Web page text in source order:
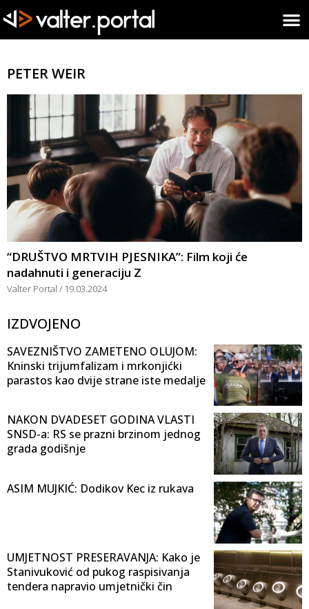
PETER WEIR
“DRUŠTVO MRTVIH PJESNIKA”: Film koji će
nadahnuti i generaciju Z
Valter Portal 19.03.2024
IZDVOJENO
SAVEZNIŠTVO ZAMETENO OLUJOM:
Kninski trijumfalizam i mrkonjićki
parastos kao dvije strane iste medalje
NAKON DVADESET GODINA VLASTI
SNSD-a: RS se prazni brzinom jednog
grada godišnje
ASIM MUJKIĆ: Dodikov Kec iz rukava
UMJETNOST PRESERAVANJA: Kako je
Stanivuković od pukog raspisivanja
tendera napravio umjetnički čin